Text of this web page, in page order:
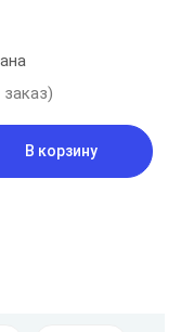
В корзину